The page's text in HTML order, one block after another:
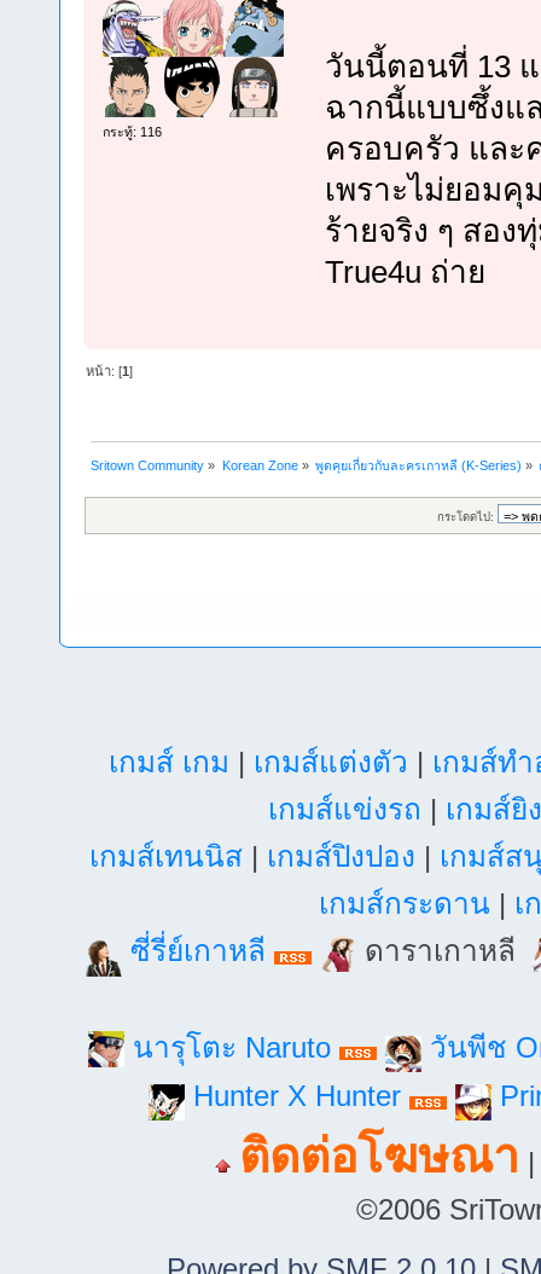
กระทู้: 116
วันนี้ตอนที่ 13
ฉากนี้แบบซึ้งแ
ครอบครัว และ
เพราะไม่ยอมคุ
ร้ายจริง ๆ สอง
True4u ถ่าย
หน้า: [1]
Sritown Community » Korean Zone» พูดคุยเกี่ยวกับละครเกาหลี (K-Series) »
กระโดดไป:
เกมส์ เกม | เกมส์แต่งตัว | เกมส์ท
เกมส์แข่งรถ | เกมส์ยิ
เกมส์เทนนิส| เกมส์ปิงปอง | เกมส์ส
เกมส์กระดาน | เ
ซี่รี่ย์เกาหลี
ดาราเกาหลี
นารุโตะ Naruto
วันพีช
Hunter X Hunter
ติดต่อโฆษณา
©2006